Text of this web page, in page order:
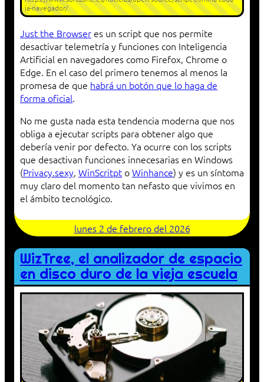
ia-navegador/
Just the Browser es un script que nos permite
desactivar telemetría y funciones con Inteligencia
Artificial en navegadores como Firefox, Chrome o
Edge. En el caso del primero tenemos al menos la
promesa de que habrá un botón que lo haga de
forma oficial.
No me gusta nada esta tendencia moderna que nos
obliga a ejecutar scripts para obtener algo que
debería venir por defecto. Ya ocurre con los scripts
que desactivan funciones innecesarias en Windows
(Privacy.sexy, WinScritpt oWinhance) y es un síntoma
muy claro del momento tan nefasto que vivimos en
el ámbito tecnológico.
lunes 2 de febrero del 2026
WizTree, el analizador de espacio
en disco duro de la vieja escuela